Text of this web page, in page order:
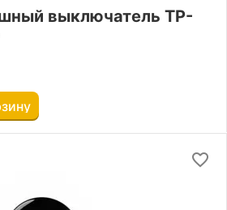
выключатель TP-